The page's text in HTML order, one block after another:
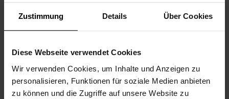
Zustimmung Details Über Cookies
Diese Webseite verwendet Cookies
Wir verwenden Cookies, um Inhalte und Anzeigen zu
personalisieren, Funktionen für soziale Medien anbieten
zu können und die Zugriffe auf unsere Website zu
Hochzeit:
Gravierter
Flachmann im
Angel Flachmann,
ideales Geschenk
für Herren und